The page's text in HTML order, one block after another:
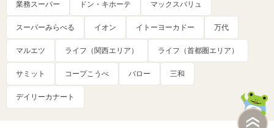
業務スーパー ドン・キホーテ マックスバリュ
スーパーみらべる イオン イトーヨーカドー 万代
マルエツ ライフ（関西エリア） ライフ（首都圏エリア）
サミット コープこうべ バロー 三和
デイリーカナート